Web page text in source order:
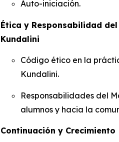
Auto-iniciación.
Ética y Responsabilidad
Kundalini
Código ético en la
Kundalini.
Responsabilidades del
alumnos y hacia la
Continuación y Crecimiento